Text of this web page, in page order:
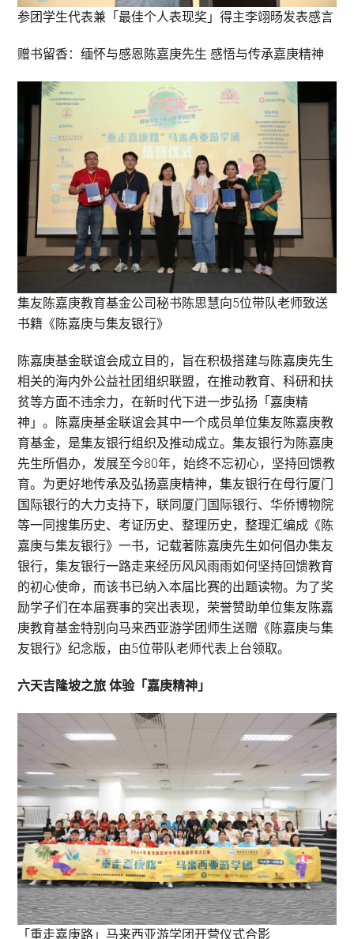
参团学生代表兼「最佳个人表现奖」得主李翊旸发表感言
赠书留香：缅怀与感恩陈嘉庚先生 感悟与传承嘉庚精神
集友陈嘉庚教育基金公司秘书陈思慧向5位带队老师致送
书籍《陈嘉庚与集友银行》
陈嘉庚基金联谊会成立目的，旨在积极搭建与陈嘉庚先生
相关的海内外公益社团组织联盟，在推动教育、科研和扶
贫等方面不违余力，在新时代下进一步弘扬「嘉庚精
神」。陈嘉庚基金联谊会其中一个成员单位集友陈嘉庚教
育基金，是集友银行组织及推动成立。集友银行为陈嘉庚
先生所倡办，发展至今80年，始终不忘初心，坚持回馈教
育。为更好地传承及弘扬嘉庚精神，集友银行在母行厦门
国际银行的大力支持下，联同厦门国际银行、华侨博物院
等一同搜集历史、考证历史、整理历史，整理汇编成《陈
嘉庚与集友银行》一书，记载著陈嘉庚先生如何倡办集友
银行，集友银行一路走来经历风风雨雨如何坚持回馈教育
的初心使命，而该书已纳入本届比赛的出题读物。为了奖
励学子们在本届赛事的突出表现，荣誉赞助单位集友陈嘉
庚教育基金特别向马来西亚游学团师生送赠《陈嘉庚与集
友银行》纪念版，由5位带队老师代表上台领取。
六天吉隆坡之旅 体验「嘉庚精神」
「重走嘉庚路」马来西亚游学团开营仪式合影